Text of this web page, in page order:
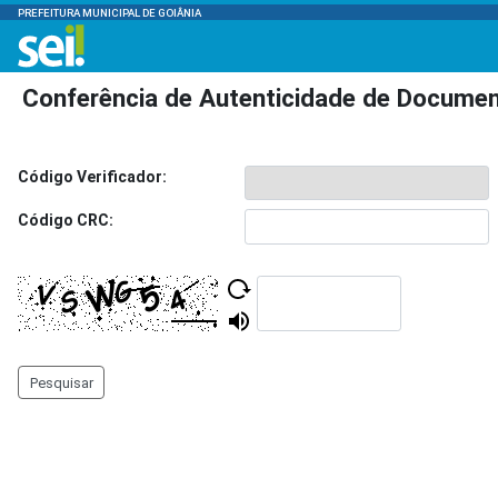
PREFEITURA MUNICIPAL DE GOIÂNIA
Conferência de Autenticidade de
Código Verificador:
Código CRC:
Pesquisar